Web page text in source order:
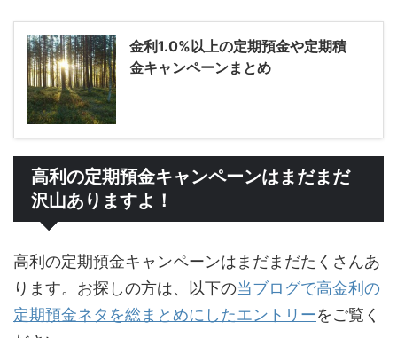
金利1.0%以上の定期預金や定期積
金キャンペーンまとめ
高利の定期預金キャンペーンはまだまだ
沢山ありますよ！
高利の定期預金キャンペーンはまだまだたくさんあ
ります。お探しの方は、以下の当ブログで高金利の
定期預金ネタを総まとめにしたエントリーをご覧く